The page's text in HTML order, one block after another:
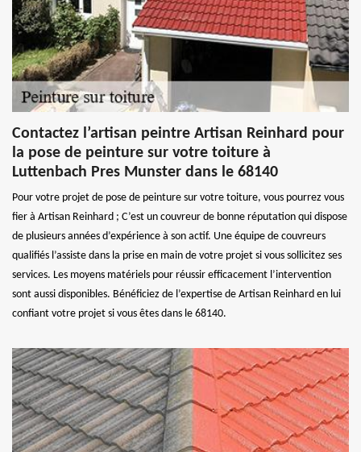
Contactez l’artisan peintre Artisan Reinhard pour
la pose de peinture sur votre toiture à
Luttenbach Pres Munster dans le 68140
Pour votre projet de pose de peinture sur votre toiture, vous pourrez vous
fier à Artisan Reinhard ; C’est un couvreur de bonne réputation qui dispose
de plusieurs années d’expérience à son actif. Une équipe de couvreurs
qualifiés l’assiste dans la prise en main de votre projet si vous sollicitez ses
services. Les moyens matériels pour réussir efficacement l’intervention
sont aussi disponibles. Bénéficiez de l’expertise de Artisan Reinhard en lui
confiant votre projet si vous êtes dans le 68140.